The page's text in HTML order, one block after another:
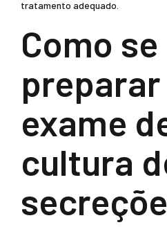
tratamento adequado.
Como se
exame
cultura